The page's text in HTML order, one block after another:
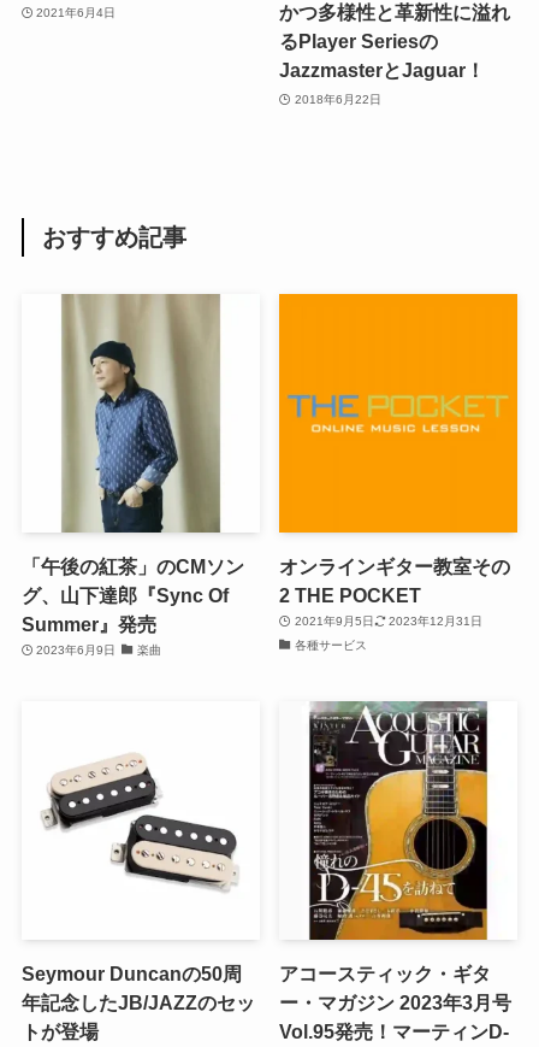
2021年6月4日
かつ多様性と革新性に溢れ
るPlayer Seriesの
JazzmasterとJaguar！
2018年6月22日
おすすめ記事
「午後の紅茶」のCMソン
グ、山下達郎『Sync Of
Summer』発売
2023年6月9日 楽曲
オンラインギター教室その
2 THE POCKET
2021年9月5日
2023年12月31日
各種サービス
Seymour Duncanの50周
年記念したJB/JAZZのセッ
トが登場
アコースティック・ギタ
ー・マガジン 2023年3月号
Vol.95発売！マーティンD-